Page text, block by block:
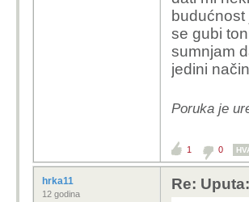
se gubi
sumnjam
jedini
Poruka je
1 0
hrka11
12 godina
Re: